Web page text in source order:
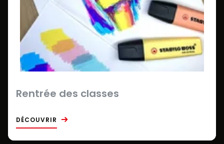
Rentrée des classes
DÉCOUVRIR